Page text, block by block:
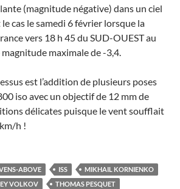
(magnitude négative) dans un ciel
le cas le samedi 6 février lorsque la
vers 18 h 45 du SUD-OUEST au
maximale de -3,4.
est l’addition de plusieurs poses
iso avec un objectif de 12 mm de
délicates puisque le vent soufflait
h !
ABOVE ISS
MIKHAIL KORNIENKO
VOLKOV THOMAS PESQUET